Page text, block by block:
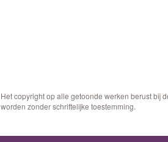
Het copyright op alle getoonde werken berust bij
worden zonder schriftelijke toestemming.